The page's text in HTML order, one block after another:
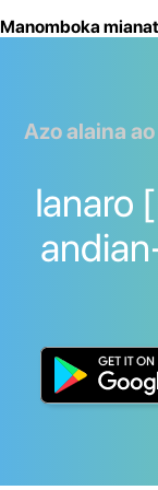
Manomboka
Azo alaina
Ianaro